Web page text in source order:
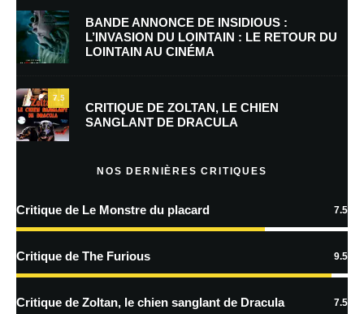
Enregistrer mon nom, mon e-mail et mon site dans le navigateur pour
mon prochain commentaire.
Prévenez-moi de tous les nouveaux commentaires par e-mail.
Prévenez-moi de tous les nouveaux articles par e-mail.
En savoir
traitées
BANDE ANNONCE DE INSIDIOUS :
L’INVASION DU LOINTAIN : LE RETOUR DU
LOINTAIN AU CINÉMA
7.5
CRITIQUE DE ZOLTAN, LE CHIEN
SANGLANT DE DRACULA
NOS DERNIÈRES CRITIQUES
Critique de Le Monstre du placard 7.5
Critique de The Furious 9.5
Critique de Zoltan, le chien sanglant de Dracula 7.5